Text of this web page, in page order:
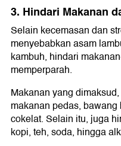
3. Hindari Makanan
Selain kecemasan dan
menyebabkan asam
kambuh, hindari
memperparah.
Makanan yang
makanan pedas,
cokelat. Selain itu, juga
kopi, teh, soda, hingga